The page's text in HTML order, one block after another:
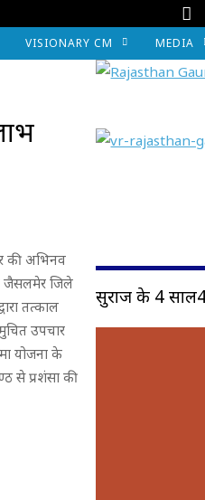
VISIONARY CM MEDIA
की अभिनव
जैसलमेर जिले
तत्काल
उपचार
योजना के
से प्रशंसा की
सुराज के 4